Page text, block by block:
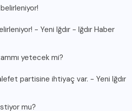
- Yeni Iğdır - Iğdır Haber
yetecek mi?
partisine ihtiyaç var. - Yeni Iğdır
mu?